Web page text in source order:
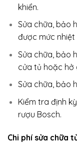
khiển.
Sửa chữa, bảo
được mức nhiệt
Sửa chữa, bảo
cửa tủ hoặc hở
Sửa chữa, bảo
Kiểm tra định
rượu Bosch.
Chi phí sửa chữa